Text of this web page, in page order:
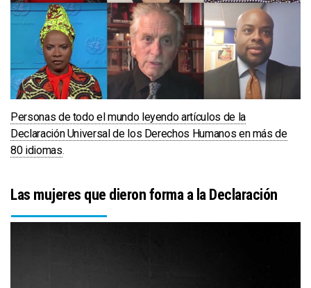
Personas de todo el mundo leyendo artículos de la
Declaración Universal de los Derechos Humanos en más de
80 idiomas.
Las mujeres que dieron forma a la Declaración